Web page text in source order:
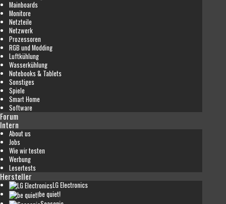
Mainboards
Monitore
Netzteile
Netzwerk
Prozessoren
RGB und Modding
Luftkühlung
Wasserkühlung
Notebooks & Tablets
Sonstiges
Spiele
Smart Home
Software
Forum
Intern
About us
Jobs
Wie wir testen
Werbung
Lesertests
Hersteller
LG Electronics
be quiet!